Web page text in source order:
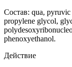
Состав: qua,
propylene glycol,
phenoxyethanol.
Действие